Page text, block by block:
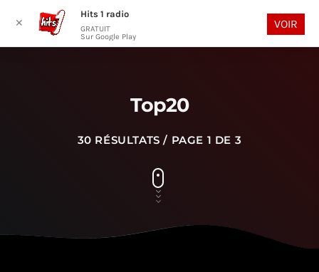
play_arrow
Top20
30 RÉSULTATS / PAGE 1 DE 3
✕
Hits 1 radio
GRATUIT
Sur Google Play
VOIR